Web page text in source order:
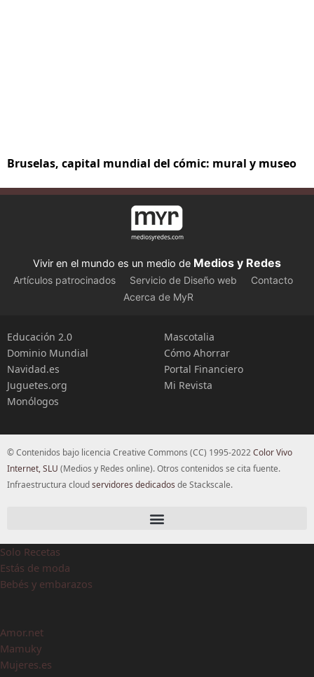
Bruselas, capital mundial del cómic: mural y museo
Vivir en el mundo es un medio de Medios y Redes
Artículos patrocinados Servicio de Diseño web
Contacto
Acerca de MyR
Educación 2.0
Dominio Mundial
Navidad.es
Juguetes.org
Monólogos
Mascotalia
Cómo Ahorrar
Portal Financiero
Mi Revista
© Contenidos bajo licencia Creative Commons (CC) 1995-2022Color Vivo
Internet, SLU (Medios y Redes online). Otros contenidos se cita fuente.
Infraestructura cloudservidores dedicados de Stackscale.
Solo Recetas
Estás de moda
Bebés y embarazos
Amor.net
Mamuky
Mujeres.es